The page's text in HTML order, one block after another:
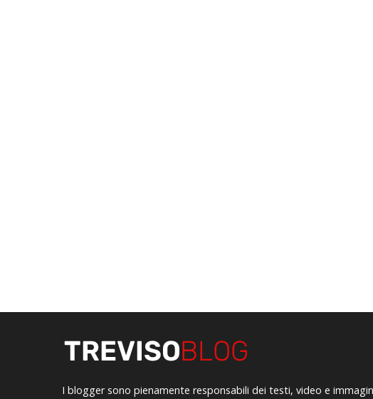
I blogger sono pienamente responsabili dei testi, video e